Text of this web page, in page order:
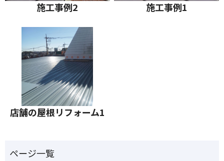
施工事例2 施工事例1
店舗の屋根リフォーム1